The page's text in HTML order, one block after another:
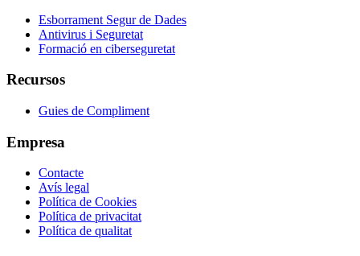
Esborrament Segur de Dades
Antivirus i Seguretat
Formació en ciberseguretat
Recursos
Guies de Compliment
Empresa
Contacte
Avís legal
Política de Cookies
Política de privacitat
Política de qualitat